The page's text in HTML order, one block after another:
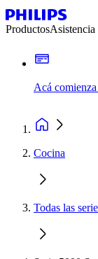
ProductosAsistencia
Acá
Cocina
Todas las